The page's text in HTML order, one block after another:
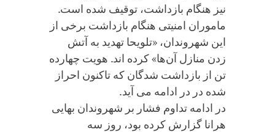
نیز هنگام بازداشت، توقیف شده است.
ماموران امنیتی هنگام بازداشت برخی از
این شهروندان، «تلویحا تهدید به آتش
زدن منازل آن‌ها» کرده اند. هویت چهارده
تن از بازداشت شدگان که تاکنون احراز
شده در در ادامه می آید.
در ادامه تداوم فشار بر شهروندان بهایی
هرانا گزارش کرده بود، روز سه